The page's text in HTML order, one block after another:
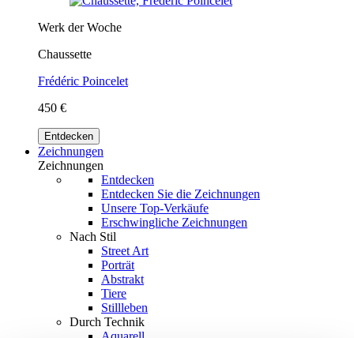
Werk der Woche
Chaussette
Frédéric Poincelet
450 €
Entdecken
Zeichnungen
Zeichnungen
Entdecken
Entdecken Sie die Zeichnungen
Unsere Top-Verkäufe
Erschwingliche Zeichnungen
Nach Stil
Street Art
Porträt
Abstrakt
Tiere
Stillleben
Durch Technik